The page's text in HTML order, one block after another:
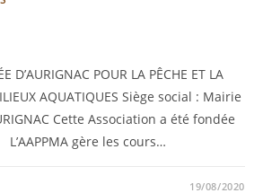
D’AURIGNAC POUR LA PÊCHE ET LA
AQUATIQUES Siège social : Mairie
Cette Association a été fondée
gère les cours…
19/08/2020